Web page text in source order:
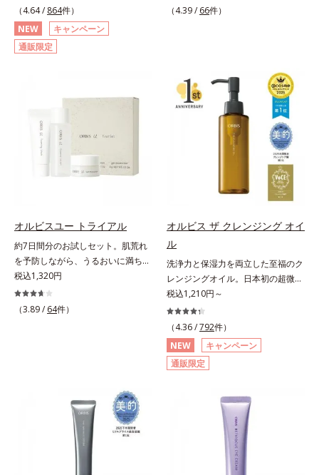
い」で終わらないオルビス最高峰
(*3)顔用日焼け止めです。ポーラ化
成の独自研究による、紫外線に反応
して強固な膜を形成する技術「瞬間
厚く強靭に進化することで、紫外線
守り、美容成分(*5)の浸透を促進
(*6)します。有効成分「ナイアシン
アミド」配合。真皮のコラーゲン産
生を促進し今あるシワを改善。メラ
プローチ。保湿成分が日中の肌にも
うるおいを与え、明るくなめらかな
肌へ導きます。さらに落ちにくくす
るとキシキシし、塗りごこちを優先
すると膜がくずれやすくなる日焼け
止めのジレンマを解消すべく試作を
ながら、白浮きしにくい処方に。シ
ワ改善・美白を叶えながら、紫外線
を味方にしてあなたの肌を守る最高
峰顔用日焼け止めです。*1 メラニ
ンの生成を抑え、シミ・ソバカスを
（4.64 / 864件）
NEW
キャンペーン
通販限定
した肌科学エイジングケア(*3)シリ
もに現れる年齢サイン(*5)について
研究を進めたところ、弾力感のない
状態である「ハリのなさ」や、くす
み(*6)などが現れている状態である
「透明感のなさ」が現れることで大
人の肌印象に大きな影響を与えてい
ることが分かりました。そこでオル
ビスユー ドットシリーズは美容成
分(*7)として「G.D.F.アクティベー
ら配合している美白有効成分「トラ
ネキサム酸」を配合しました。さら
に、シリーズ共通の美容成分(*7)
「GLルートブースター(*9)」を配合
することで、肌のふっくら感や透明
感を叶えます。美白ケアしながら多
角的なエイジングケアが叶うシリー
ズに。3ステップで上向き(*10)のハ
リと透明感を。効果的なシナジー設
計で、あなたのエイジングケアを応
え、シミ・ソバカスを防ぐ（ウォッ
シュ除く）*2 オルビス内スキンケ
アシリーズの保湿力*3 年齢に応じ
たお手入れのこと*4 うるおいによ
る*5 乾燥、ハリ・ツヤのなさ
*6 乾燥による*7 保湿成分*8
（4.39 / 66件）
オルビスユー トライアル
約7日間分のお試しセット。肌荒れ
を予防しながら、うるおいに満ちた
美しい肌へ。7000種を超える成分
から厳選し、「うるおいの質(*1)」
に着目した初期エイジングケア(*2)
た美しい肌へと導きます。ポーラ・
オルビスグループ独自の肌荒れ防止
有効成分として、「DF-パンテノー
ル(*3)」を国内唯一(*4)、高濃度で
配合。角層のバリア機能にアプロー
税込1,320円
（3.89 / 64件）
オルビス ザ クレンジング オイ
ル
洗浄力と保湿力を両立した至福のク
レンジングオイル。日本初の超微粒
子技術(*1)が毛穴奥の微細な汚れに
アプローチ。圧倒的な洗浄力と毛穴
悩みに着目したクレンジングオイル
です。日本初・超微粒子技術(*1)
で、さっと塗り広げるだけで濃いメ
イクはもちろん毛穴悩みも取り去
キンケア0番目に、かつてないクレ
ンジング(*2)をご用意しました。ポ
ーラ化成は独自の先端研究により、
ナノバブルよりも小さい超微粒子
(*3)をクレンジングに搭載すること
税込1,210円～
（4.36 /792件）
NEW
キャンペーン
通販限定